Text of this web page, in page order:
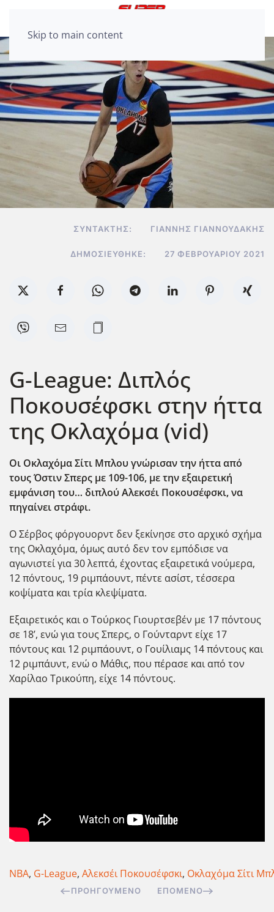
Skip to main content
ΣΥΝΤΆΚΤΗΣ: ΓΙΆΝΝΗΣ ΓΙΑΝΝΟΥΔΆΚΗΣ
ΔΗΜΟΣΙΕΎΘΗΚΕ: 27 ΦΕΒΡΟΥΑΡΊΟΥ 2021
G-League: Διπλός
Ποκουσέφσκι στην ήττα
της Οκλαχόμα (vid)
Οι Οκλαχόμα Σίτι Μπλου γνώρισαν την ήττα από
τους Όστιν Σπερς με 109-106, με την εξαιρετική
εμφάνιση του… διπλού Αλεκσέι Ποκουσέφσκι, να
πηγαίνει στράφι.
Ο Σέρβος φόργουορντ δεν ξεκίνησε στο αρχικό σχήμα
της Οκλαχόμα, όμως αυτό δεν τον εμπόδισε να
αγωνιστεί για 30 λεπτά, έχοντας εξαιρετικά νούμερα,
12 πόντους, 19 ριμπάουντ, πέντε ασίστ, τέσσερα
κοψίματα και τρία κλεψίματα.
Εξαιρετικός και ο Τούρκος Γιουρτσεβέν με 17 πόντους
σε 18’, ενώ για τους Σπερς, ο Γούνταρντ είχε 17
πόντους και 12 ριμπάουντ, ο Γουίλιαμς 14 πόντους και
12 ριμπάυντ, ενώ ο Μάθις, που πέρασε και από τον
Χαρίλαο Τρικούπη, είχε 14 πόντους.
NBA, G-League, Αλεκσέι Ποκουσέφσκι, Οκλαχόμα Σίτι
ΠΡΟΗΓΟΎΜΕΝΟ ΕΠΌΜΕΝΟ